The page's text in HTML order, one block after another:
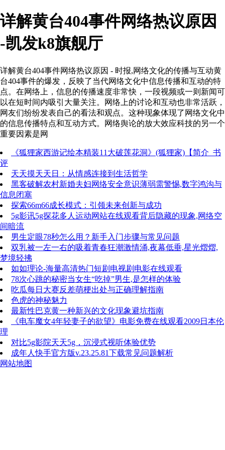
详解黄台404事件网络热议原因
-凯发k8旗舰厅
详解黄台404事件网络热议原因 - 时报,网络文化的传播与互动黄
台404事件的爆发，反映了当代网络文化中信息传播和互动的特
点。在网络上，信息的传播速度非常快，一段视频或一则新闻可
以在短时间内吸引大量关注。网络上的讨论和互动也非常活跃，
网友们纷纷发表自己的看法和观点。这种现象体现了网络文化中
的信息传播特点和互动方式。网络舆论的放大效应科技的另一个
重要因素是网
《狐狸家西游记绘本精装11大破莲花洞》(狐狸家)【简介_书
评
天天摸天天日：从情感连接到生活哲学
黑客破解农村新婚夫妇网络安全意识薄弱需警惕,数字鸿沟与
信息闭塞
探索66m66成长模式：引领未来创新与成功
5g影讯5g探花多人运动网站在线观看背后隐藏的现象,网络空
间暗流
男生定眼78秒怎么用？新手入门步骤与常见问题
双乳被一左一右的吸着青春狂潮激情涌,夜幕低垂,星光熠熠,
梦境轻拂
如如理论-海量高清热门短剧电视剧电影在线观看
78次心跳的秘密当女生“吃掉”男生,是怎样的体验
吃瓜每日大赛反差萌梗出处与正确理解指南
色虎的神秘魅力
最新性巴克黄一种新兴的文化现象避坑指南
《电车魔女4年轻妻子的欲望》电影免费在线观看2009日本伦
理
对比5g影院天天5g，沉浸式视听体验优势
成年人快手官方版v.23.25.81下载常见问题解析
网站地图